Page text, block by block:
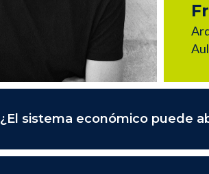
¿El sistema económico puede